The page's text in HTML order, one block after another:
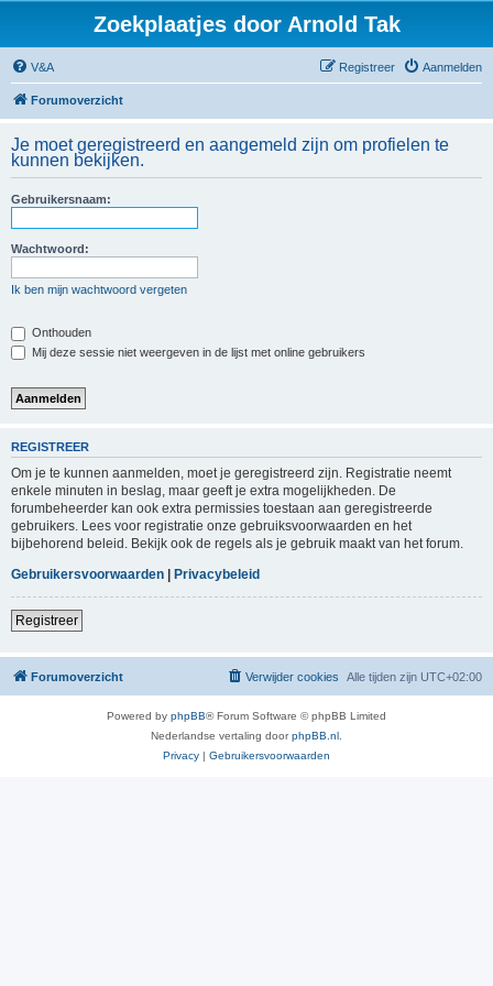
Zoekplaatjes door Arnold Tak
V&A Aanmelden
Registreer
Forumoverzicht
Je moet geregistreerd en aangemeld zijn om profielen te
kunnen bekijken.
Gebruikersnaam:
Wachtwoord:
Ik ben mijn wachtwoord vergeten
Onthouden
Mij deze sessie niet weergeven in de lijst met online gebruikers
REGISTREER
Om je te kunnen aanmelden, moet je geregistreerd zijn. Registratie neemt
enkele minuten in beslag, maar geeft je extra mogelijkheden. De
forumbeheerder kan ook extra permissies toestaan aan geregistreerde
gebruikers. Lees voor registratie onze gebruiksvoorwaarden en het
bijbehorend beleid. Bekijk ook de regels als je gebruik maakt van het forum.
Gebruikersvoorwaarden | Privacybeleid
Registreer
Forumoverzicht Alle tijden zijn UTC+02:00
Verwijder cookies
Powered by phpBB® Forum Software © phpBB Limited
Nederlandse vertaling doorphpBB.nl
Privacy | Gebruikersvoorwaarden